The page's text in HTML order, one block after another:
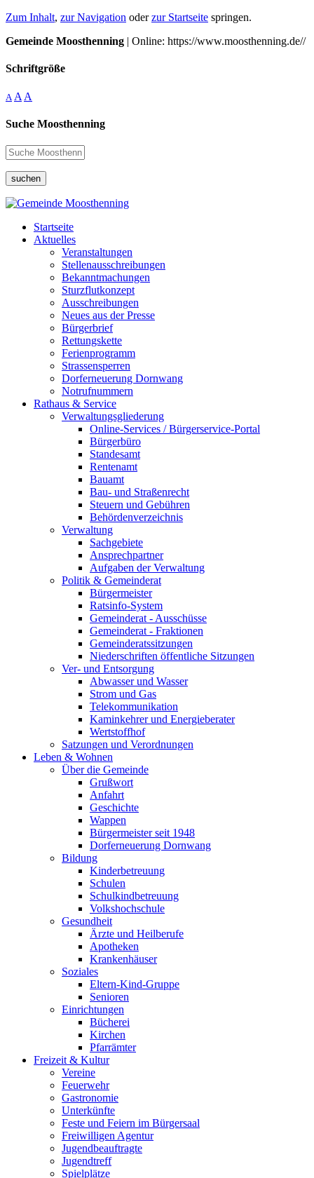
Zum Inhalt, zur Navigation oderzur Startseite springen.
Gemeinde Moosthenning | Online: https://www.moosthenning.de//
Schriftgröße
A A A
Suche Moosthenning
suchen
Startseite
Aktuelles
Veranstaltungen
Stellenausschreibungen
Bekanntmachungen
Sturzflutkonzept
Ausschreibungen
Neues aus der Presse
Bürgerbrief
Rettungskette
Ferienprogramm
Strassensperren
Dorferneuerung Dornwang
Notrufnummern
Rathaus & Service
Verwaltungsgliederung
Online-Services / Bürgerservice-Portal
Bürgerbüro
Standesamt
Rentenamt
Bauamt
Bau- und Straßenrecht
Steuern und Gebühren
Behördenverzeichnis
Verwaltung
Sachgebiete
Ansprechpartner
Aufgaben der Verwaltung
Politik & Gemeinderat
Bürgermeister
Ratsinfo-System
Gemeinderat - Ausschüsse
Gemeinderat - Fraktionen
Gemeinderatssitzungen
Niederschriften öffentliche Sitzungen
Ver- und Entsorgung
Abwasser und Wasser
Strom und Gas
Telekommunikation
Kaminkehrer und Energieberater
Wertstoffhof
Satzungen und Verordnungen
Leben & Wohnen
Über die Gemeinde
Grußwort
Anfahrt
Geschichte
Wappen
Bürgermeister seit 1948
Dorferneuerung Dornwang
Bildung
Kinderbetreuung
Schulen
Schulkindbetreuung
Volkshochschule
Gesundheit
Ärzte und Heilberufe
Apotheken
Krankenhäuser
Soziales
Eltern-Kind-Gruppe
Senioren
Einrichtungen
Bücherei
Kirchen
Pfarrämter
Freizeit & Kultur
Vereine
Feuerwehr
Gastronomie
Unterkünfte
Feste und Feiern im Bürgersaal
Freiwilligen Agentur
Jugendbeauftragte
Jugendtreff
Spielplätze